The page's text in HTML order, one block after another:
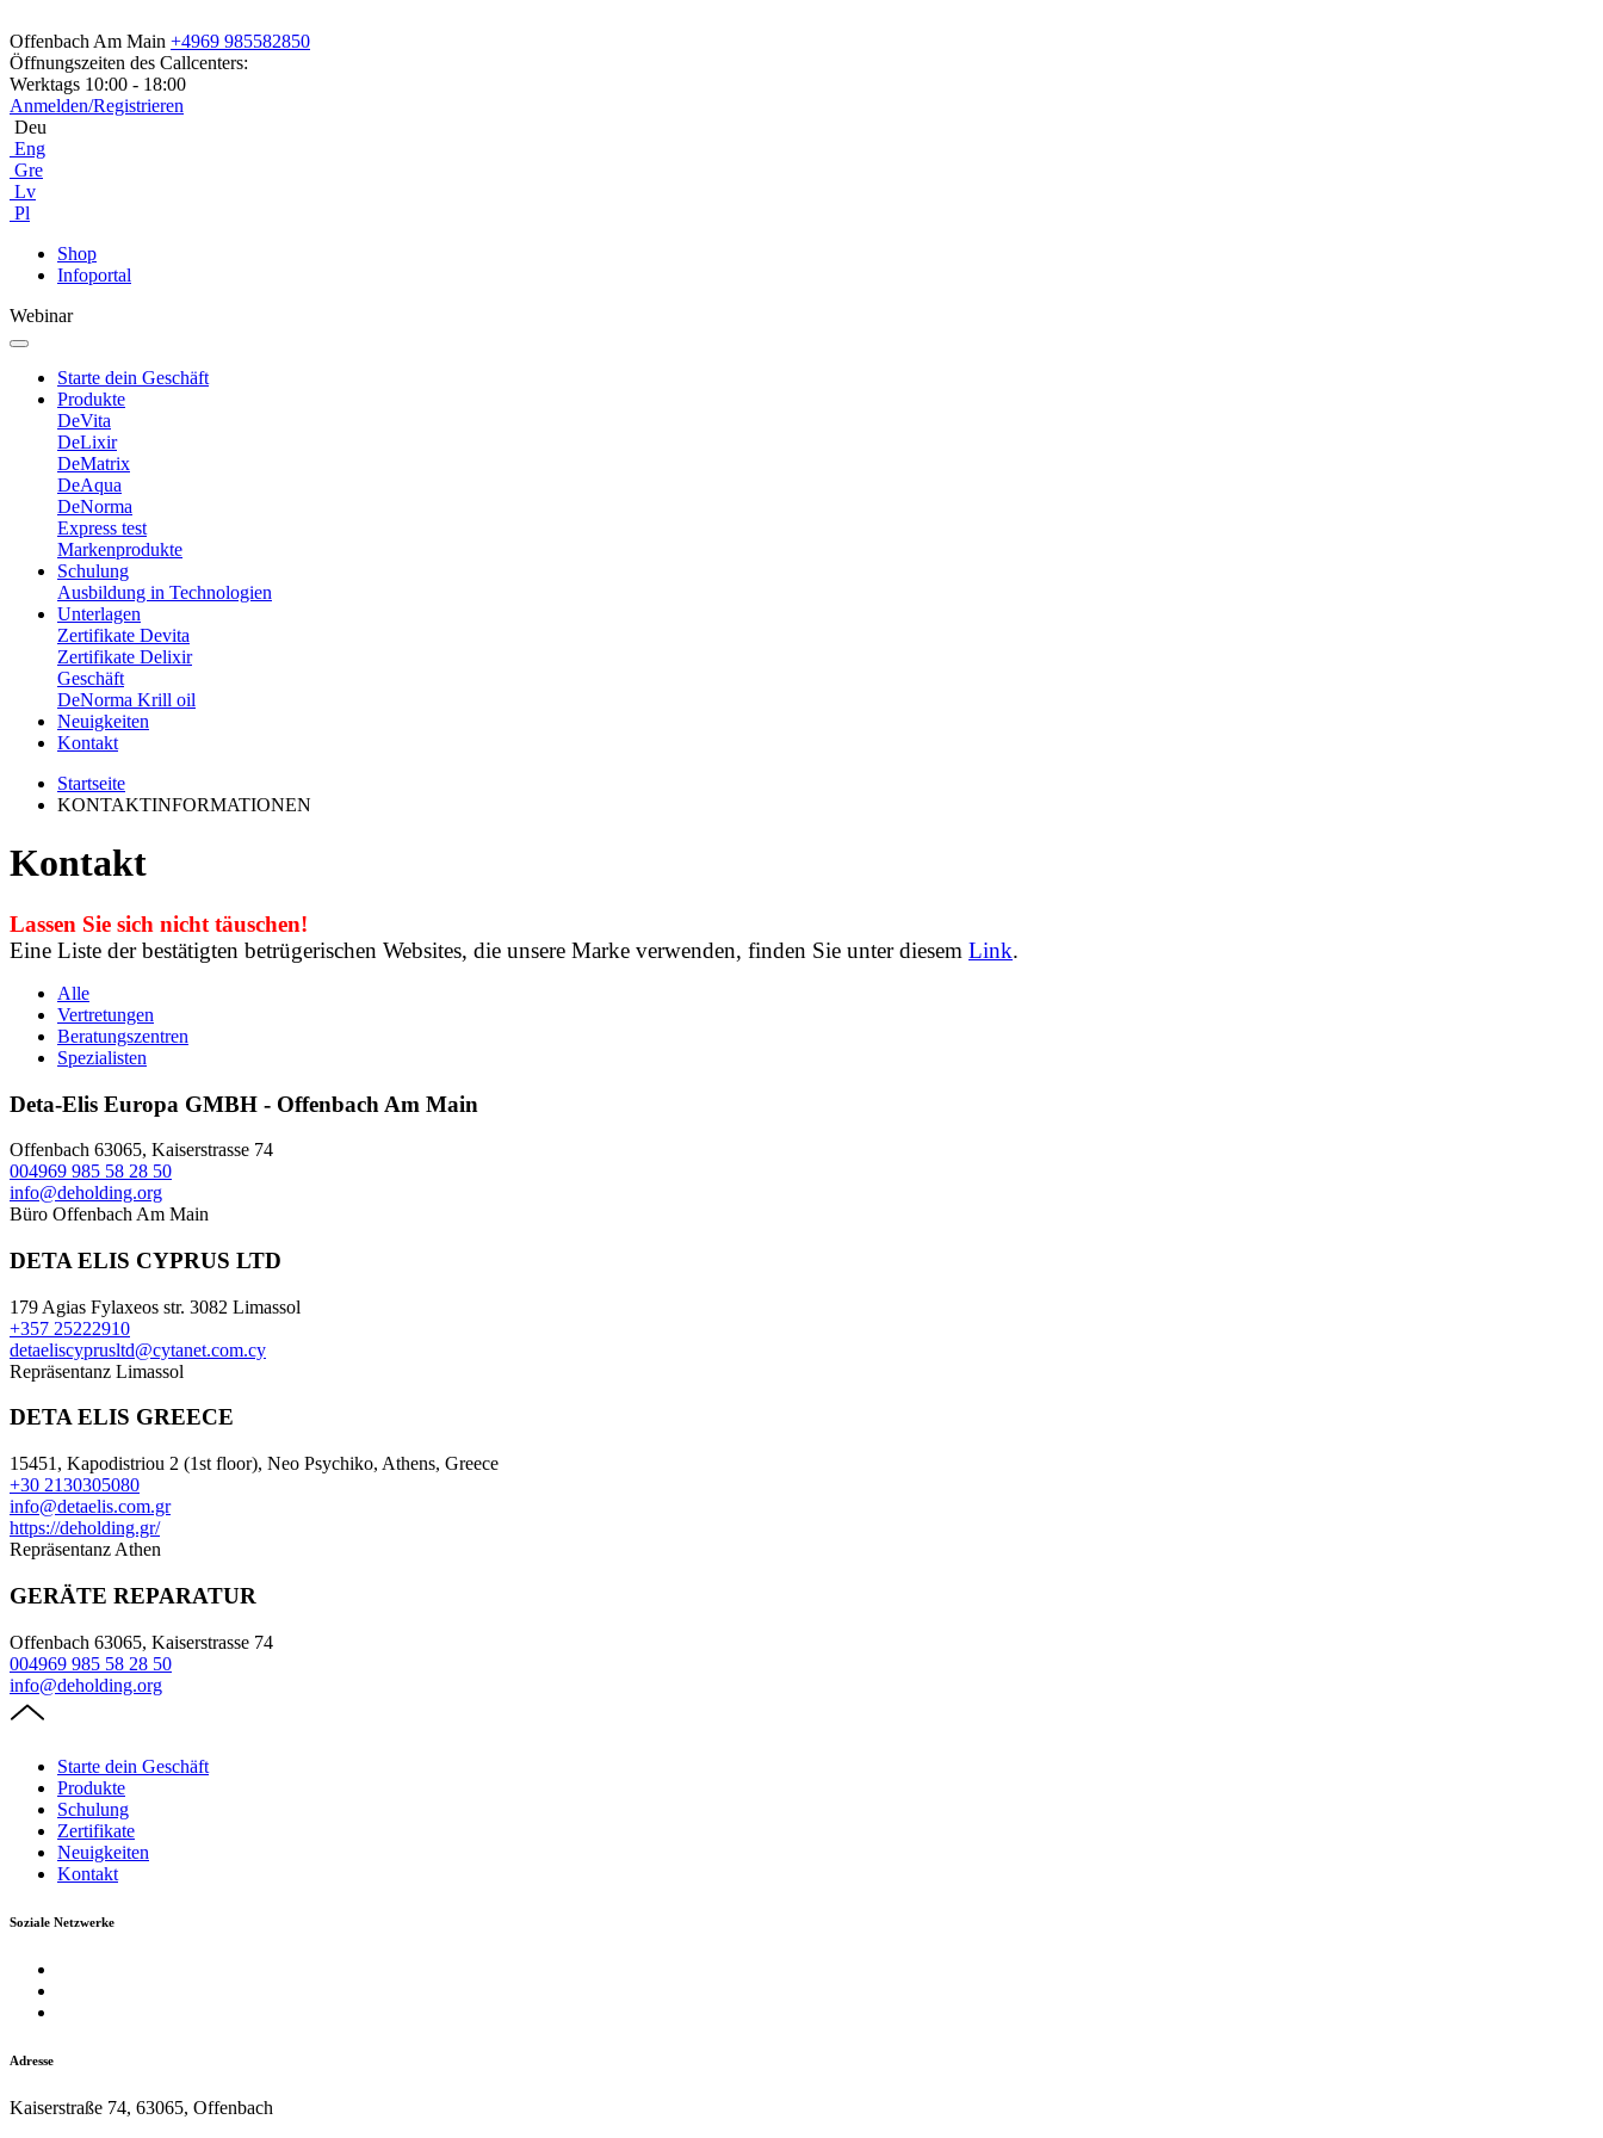
Offenbach Am Main +4969 985582850
Öffnungszeiten des Callcenters:
Werktags 10:00 - 18:00
Anmelden/Registrieren
Deu
Eng
Gre
Lv
Pl
Shop
Infoportal
Webinar
Starte dein Geschäft
Produkte
DeVita
DeLixir
DeMatrix
DeAqua
DeNorma
Express test
Markenprodukte
Schulung
Ausbildung in Technologien
Unterlagen
Zertifikate Devita
Zertifikate Delixir
Geschäft
DeNorma Krill oil
Neuigkeiten
Kontakt
Startseite
KONTAKTINFORMATIONEN
Kontakt
Lassen Sie sich nicht täuschen!
Eine Liste der bestätigten betrügerischen Websites, die unsere Marke verwenden, finden Sie unter diesem Link.
Alle
Vertretungen
Beratungszentren
Spezialisten
Deta-Elis Europa GMBH - Offenbach Am Main
Offenbach 63065, Kaiserstrasse 74
004969 985 58 28 50
info@deholding.org
Büro Offenbach Am Main
DETA ELIS CYPRUS LTD
179 Agias Fylaxeos str. 3082 Limassol
+357 25222910
detaeliscyprusltd@cytanet.com.cy
Repräsentanz Limassol
DETA ELIS GREECE
15451, Kapodistriou 2 (1st floor), Neo Psychiko, Athens, Greece
+30 2130305080
info@detaelis.com.gr
https://deholding.gr/
Repräsentanz Athen
GERÄTE REPARATUR
Offenbach 63065, Kaiserstrasse 74
004969 985 58 28 50
info@deholding.org
Starte dein Geschäft
Produkte
Schulung
Zertifikate
Neuigkeiten
Kontakt
Soziale Netzwerke
Adresse
Kaiserstraße 74, 63065, Offenbach